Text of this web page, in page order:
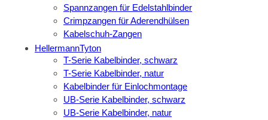
Spannzangen für Edelstahlbinder
Crimpzangen für Aderendhülsen
Kabelschuh-Zangen
HellermannTyton
T-Serie Kabelbinder, schwarz
T-Serie Kabelbinder, natur
Kabelbinder für Einlochmontage
UB-Serie Kabelbinder, schwarz
UB-Serie Kabelbinder, natur